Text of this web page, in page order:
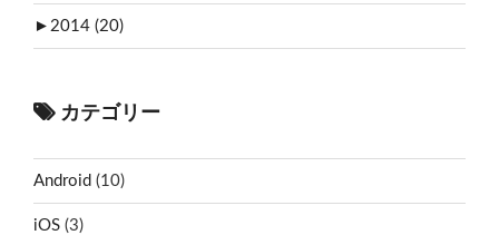
► 2014 (20)
カテゴリー
Android (10)
iOS (3)